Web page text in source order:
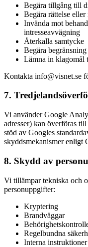
Begära tillgång till
Begära rättelse eller
Invända mot
intresseavvägning
Återkalla samtycke
Begära
Lämna in klagomål
Kontakta info@visnet.se
7.
Vi använder Google
adresser) kan överföras
stöd av Googles
skyddsmekanismer enligt
8. Skydd av
Vi tillämpar tekniska och
personuppgifter:
Kryptering
Brandväggar
Regelbundna
Interna